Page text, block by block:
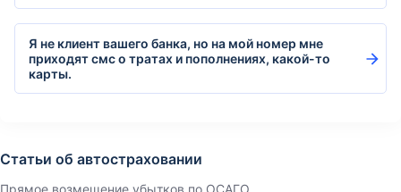
Я не клиент вашего банка, но на мой номер мне
приходят смс о тратах и пополнениях, какой-то
карты.
Статьи об автостраховании
Прямое возмещение убытков по ОСАГО